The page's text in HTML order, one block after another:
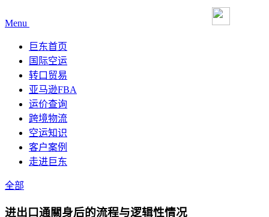
Menu
巨东首页
国际空运
转口贸易
亚马逊FBA
运价查询
跨境物流
空运知识
客户案例
走进巨东
全部
进出口通關身后的流程与逻辑性情况